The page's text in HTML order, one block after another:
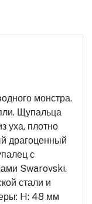
монстра.
Щупальца
уха, плотно
драгоценный
с
Swarovski.
стали и
H: 48 мм